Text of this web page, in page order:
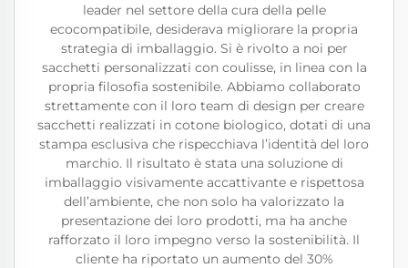
leader nel settore della cura della pelle
ecocompatibile, desiderava migliorare la propria
strategia di imballaggio. Si è rivolto a noi per
sacchetti personalizzati con coulisse, in linea con la
propria filosofia sostenibile. Abbiamo collaborato
strettamente con il loro team di design per creare
sacchetti realizzati in cotone biologico, dotati di una
stampa esclusiva che rispecchiava l’identità del loro
marchio. Il risultato è stata una soluzione di
imballaggio visivamente accattivante e rispettosa
dell’ambiente, che non solo ha valorizzato la
presentazione dei loro prodotti, ma ha anche
rafforzato il loro impegno verso la sostenibilità. Il
cliente ha riportato un aumento del 30%